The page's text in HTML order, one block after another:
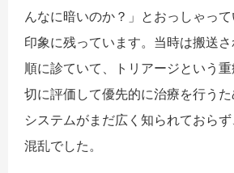
んなに暗いのか？」とおっしゃっ
印象に残っています。当時は搬送
順に診ていて、トリアージという
切に評価して優先的に治療を行う
システムがまだ広く知られておら
混乱でした。